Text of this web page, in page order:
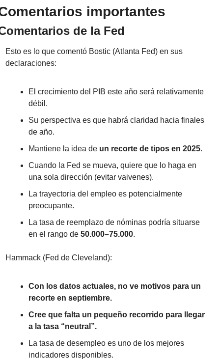
importantes
de la Fed
Esto es lo que comentó Bostic (Atlanta Fed) en sus
declaraciones:
El crecimiento del PIB este año será relativamente
débil.
Su perspectiva es que habrá claridad hacia finales
de año.
Mantiene la idea de un recorte de tipos en 2025.
Cuando la Fed se mueva, quiere que lo haga en
una sola dirección (evitar vaivenes).
La trayectoria del empleo es potencialmente
preocupante.
La tasa de reemplazo de nóminas podría situarse
en el rango de 50.000–75.000.
Hammack (Fed de Cleveland):
Con los datos actuales, no ve motivos para un
recorte en septiembre.
Cree que falta un pequeño recorrido para llegar
a la tasa “neutral”.
La tasa de desempleo es uno de los mejores
indicadores disponibles.